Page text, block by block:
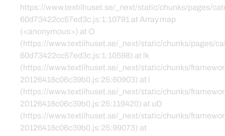
https://www.textilhuset.se/_next/static/chunks/pages/
60d73422cc57ed3c.js:1:10791 at Array.map
(<anonymous>) at O
(https://www.textilhuset.se/_next/static/chunks/pages/
60d73422cc57ed3c.js:1:10598) at lk
(https://www.textilhuset.se/_next/static/chunks/
20126418c06c39b0.js:25:60903) at i
(https://www.textilhuset.se/_next/static/chunks/
20126418c06c39b0.js:25:119420) at uD
(https://www.textilhuset.se/_next/static/chunks/
20126418c06c39b0.js:25:99073) at